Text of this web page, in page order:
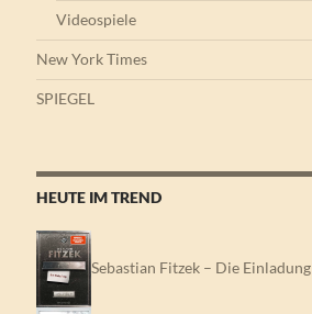
Videospiele
New York Times
SPIEGEL
HEUTE IM TREND
Sebastian Fitzek – Die Einladung